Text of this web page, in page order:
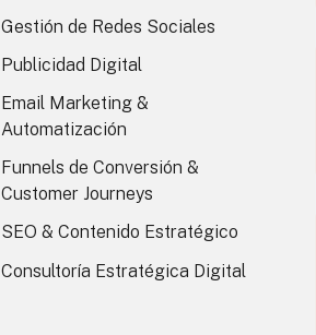
Gestión de Redes Sociales
Publicidad Digital
Email Marketing &
Automatización
Funnels de Conversión &
Customer Journeys
SEO & Contenido Estratégico
Consultoría Estratégica Digital